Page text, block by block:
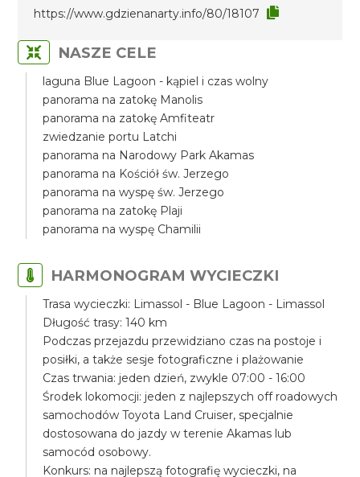
https://www.gdzienanarty.info/80/18107
NASZE CELE
laguna Blue Lagoon - kąpiel i czas wolny
panorama na zatokę Manolis
panorama na zatokę Amfiteatr
zwiedzanie portu Latchi
panorama na Narodowy Park Akamas
panorama na Kościół św. Jerzego
panorama na wyspę św. Jerzego
panorama na zatokę Plaji
panorama na wyspę Chamilii
HARMONOGRAM WYCIECZKI
Trasa wycieczki: Limassol - Blue Lagoon - Limassol
Długość trasy: 140 km
Podczas przejazdu przewidziano czas na postoje i
posiłki, a także sesje fotograficzne i plażowanie
Czas trwania: jeden dzień, zwykle 07:00 - 16:00
Środek lokomocji: jeden z najlepszych off roadowych
samochodów Toyota Land Cruiser, specjalnie
dostosowana do jazdy w terenie Akamas lub
samocód osobowy.
Konkurs: na najlepszą fotografię wycieczki, na